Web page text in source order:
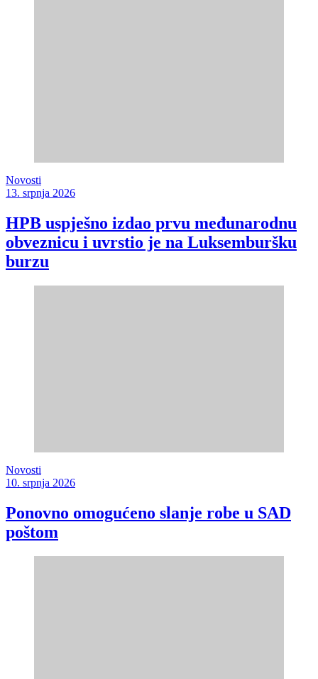
Novosti
13. srpnja 2026
HPB uspješno izdao prvu međunarodnu
obveznicu i uvrstio je na Luksemburšku
burzu
Novosti
10. srpnja 2026
Ponovno omogućeno slanje robe u SAD
poštom